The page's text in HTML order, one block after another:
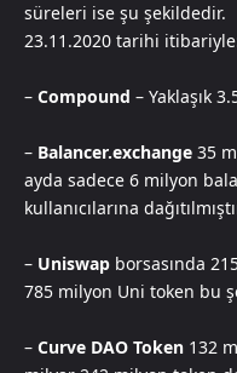
süreleri ise şu şekildedir.
23.11.2020 tarihi
– Compound – Yaklaşık
– Balancer.exchange 35
ayda sadece 6 milyon
kullanıcılarına
– Uniswap borsasında
785 milyon Uni token bu
– Curve DAO Token 132